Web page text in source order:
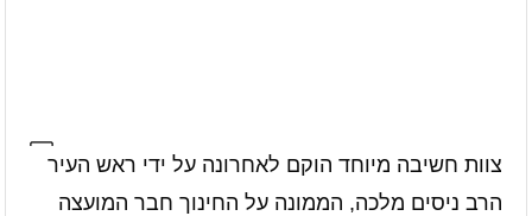
צוות חשיבה מיוחד הוקם לאחרונה על ידי ראש העיר
הרב ניסים מלכה, הממונה על החינוך חבר המועצה